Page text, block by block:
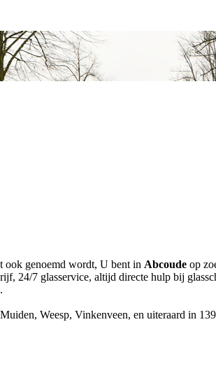
ook genoemd wordt, U bent in Abcoude op
24/7 glasservice, altijd directe hulp bij
Weesp, Vinkenveen, en uiteraard in